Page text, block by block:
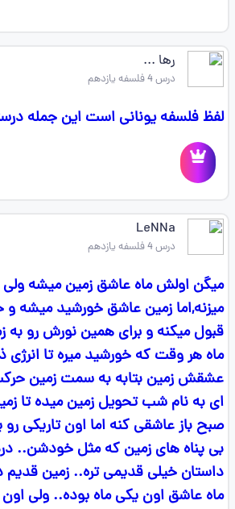
رها ...
درس 4 فلسفه یازدهم
لفظ فلسفه یونانی است این جمله
LeNNa
درس 4 فلسفه یازدهم
میگن اولش ماه عاشق زمین میشه
میزنه,اما زمین عاشق خورشید میشه
قبول میکنه و برای همین نورش رو به
ماه هر وقت که خورشید میره تا انرژی
عشقش زمین بتابه به سمت زمین
ای به نام شب تحویل زمین میده تا
صبح باز عاشقی کنه اما اون تاریکی رو
بی پناه های زمین که مثل خودشن..
داستان خیلی قدیمی تره.. زمین قدیم
ماه عاشق اون یکی ماه بوده.. ولی